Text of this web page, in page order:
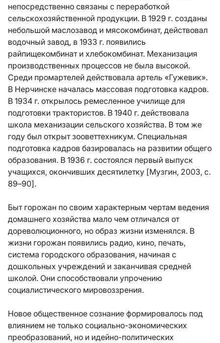
непосредственно связаны с переработкой
сельскохозяйственной продукции. В 1929 г. созданы
небольшой маслозавод и мясокомбинат, действовал
водочный завод, в 1933 г. появились
райпищекомбинат и хлебокомбинат. Механизация
производственных процессов не была высокой.
Среди промартелей действовала артель «Гужевик».
В Нерчинске началась массовая подготовка кадров.
В 1934 г. открылось ремесленное училище для
подготовки трактористов. В 1940 г. действовала
школа механизации сельского хозяйства. В том же
году был открыт зооветтехникум. Специальная
подготовка кадров базировалась на развитии общего
образования. В 1936 г. состоялся первый выпуск
учащихся, окончивших десятилетку [Музгин, 2003, с.
89–90].
Быт горожан по своим характерным чертам ведения
домашнего хозяйства мало чем отличался от
дореволюционного, но образ жизни изменялся. В
жизни горожан появились радио, кино, печать,
система городского образования, начиная с
дошкольных учреждений и заканчивая средней
школой. Они способствовали упрочению
социалистического мировоззрения.
Новое общественное сознание формировалось под
влиянием не только социально-экономических
преобразований, но и идейно-политических